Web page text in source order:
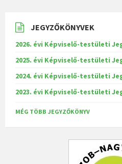
JEGYZŐKÖNYVEK
2026. évi Képviselő-testületi
2025. évi Képviselő-testületi
2024. évi Képviselő-testületi
2023. évi Képviselő-testületi
MÉG TÖBB JEGYZŐKÖNYV